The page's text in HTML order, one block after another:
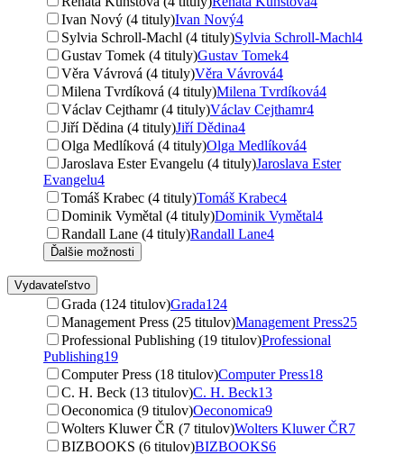
Ivan Nový (4 tituly)Ivan Nový4
Sylvia Schroll-Machl (4 tituly)Sylvia Schroll-Machl4
Gustav Tomek (4 tituly)Gustav Tomek4
Věra Vávrová (4 tituly)Věra Vávrová4
Milena Tvrdíková (4 tituly)Milena Tvrdíková4
Václav Cejthamr (4 tituly)Václav Cejthamr4
Jiří Dědina (4 tituly)Jiří Dědina4
Olga Medlíková (4 tituly)Olga Medlíková4
Jaroslava Ester Evangelu (4 tituly)Jaroslava Ester
Evangelu4
Tomáš Krabec (4 tituly)Tomáš Krabec4
Dominik Vymětal (4 tituly)Dominik Vymětal4
Randall Lane (4 tituly)Randall Lane4
Ďalšie možnosti
Vydavateľstvo
Grada (124 titulov)Grada124
Management Press (25 titulov)Management Press25
Professional Publishing (19 titulov)Professional
Publishing19
Computer Press (18 titulov)Computer Press18
C. H. Beck (13 titulov)C. H. Beck13
Oeconomica (9 titulov)Oeconomica9
Wolters Kluwer ČR (7 titulov)Wolters Kluwer ČR7
BIZBOOKS (6 titulov)BIZBOOKS6